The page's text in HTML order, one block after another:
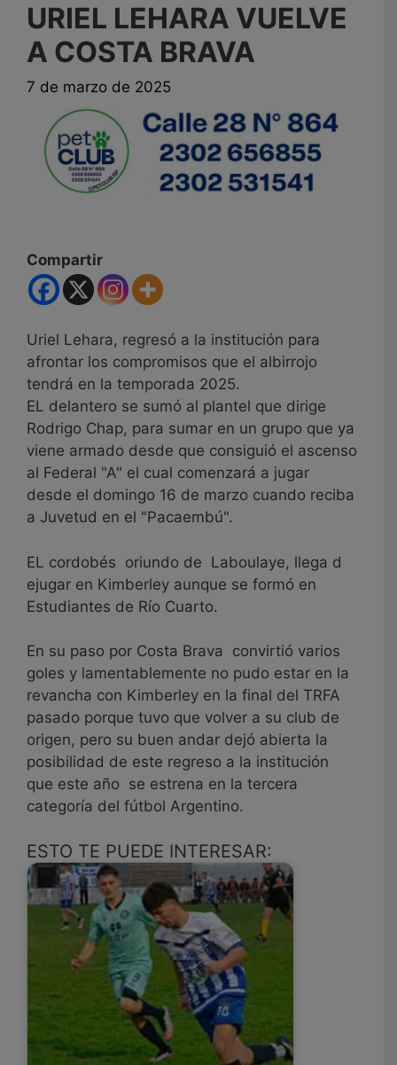
URIEL LEHARA VUELVE
A COSTA BRAVA
7 de marzo de 2025
Compartir
Uriel Lehara, regresó a la institución para
afrontar los compromisos que el albirrojo
tendrá en la temporada 2025.
EL delantero se sumó al plantel que dirige
Rodrigo Chap, para sumar en un grupo que ya
viene armado desde que consiguió el ascenso
al Federal "A" el cual comenzará a jugar
desde el domingo 16 de marzo cuando reciba
a Juvetud en el "Pacaembú".
EL cordobés oriundo de Laboulaye, llega d
ejugar en Kimberley aunque se formó en
Estudiantes de Río Cuarto.
En su paso por Costa Brava convirtió varios
goles y lamentablemente no pudo estar en la
revancha con Kimberley en la final del TRFA
pasado porque tuvo que volver a su club de
origen, pero su buen andar dejó abierta la
posibilidad de este regreso a la institución
que este año se estrena en la tercera
categoría del fútbol Argentino.
ESTO TE PUEDE INTERESAR: